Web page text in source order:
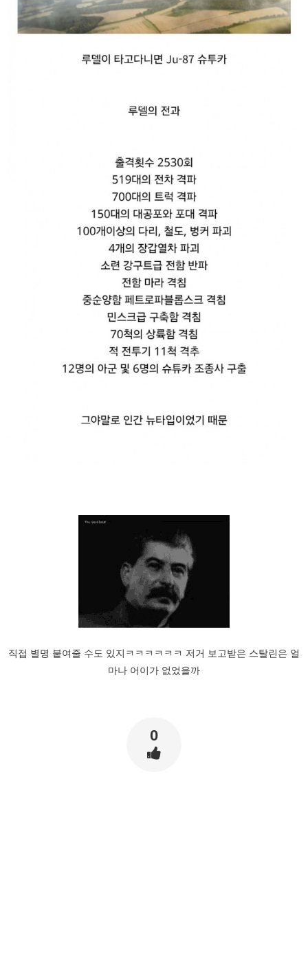
직접 별명 붙여줄 수도 있지ㅋㅋㅋㅋㅋㅋ 저거 보고받은 스탈린은 얼
마나 어이가 없었을까
0